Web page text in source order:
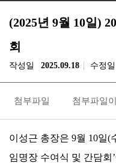
(2025년 9월 10일)
회
작성일 2025.09.18 수정일
첨부파일 첨부파일
이성근 총장은 9월 10일(
임명장 수여식 및 간담회 ’